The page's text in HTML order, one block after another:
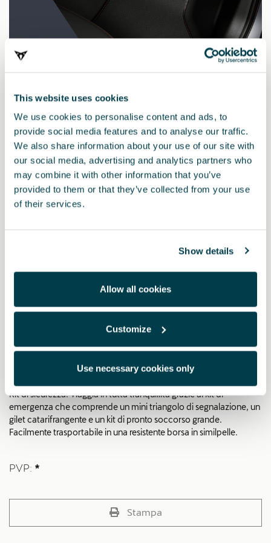
This website uses cookies
We use cookies to personalise content and ads, to
provide social media features and to analyse our traffic.
We also share information about your use of our site with
our social media, advertising and analytics partners who
may combine it with other information that you’ve
provided to them or that they’ve collected from your use
of their services.
Show details
Allow all cookies
Customize
Use necessary cookies only
Prodotto
Questo set comprende i tappetini 5FG863011APLOE e il kit di
sicurezza 6H3093990AC
diverse texture di grigio, moquette e PVC. Il tappetino è realizzato
Il fondo è antiscivolo per una maggiore sicurezza e il tappetino
conducente è dotato anche di sistema di fissaggio. Set da 4
I tappetini contengono almeno il 40% di filato in nylon riciclato
ECONYL® (nylon ottenuto da reti da pesca dismesse e fibre tessili
provenienti da tappetini usati).
Kit di sicurezza: Viaggia in tutta tranquillità grazie al kit di
emergenza che comprende un mini triangolo di segnalazione, un
gilet catarifrangente e un kit di pronto soccorso grande.
Facilmente trasportabile in una resistente borsa in similpelle.
PVP: *
Stampa